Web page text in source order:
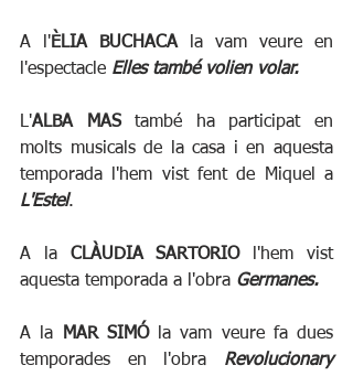
A l'ÈLIA BUCHACA la vam veure en
l'espectacle Elles també volien volar.
L'ALBA MAS també ha participat en
molts musicals de la casa i en aquesta
L'Estel.
A la CLÀUDIA SARTORIO l'hem vist
aquesta temporada a l'obra Germanes.
A la MAR SIMÓ la vam veure fa dues
temporades en l'obra Revolucionary